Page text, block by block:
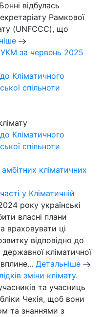
відбулась
Рамкової
(UNFCCC), що
за червень 2025
Кліматичного
спільноти
Кліматичного
спільноти
кліматичних
у Кліматичній
року українські
власні плани
враховувати ці
відповідно до
кліматичної
Детальніше
зміни клімату.
та учасниць
Чехія, щоб вони
та знаннями з